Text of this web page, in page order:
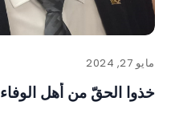
مايو 27, 2024
خذوا الحقّ من أهل الوفاء